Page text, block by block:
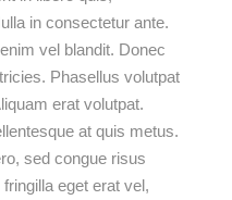
in consectetur ante.
vel blandit. Donec
Phasellus volutpat
erat volutpat.
at quis metus.
sed congue risus
eget erat vel,